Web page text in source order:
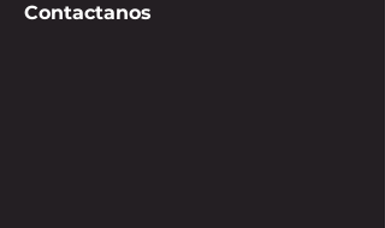
Contactanos